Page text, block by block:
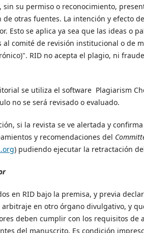
su permiso o reconocimiento,
de otras fuentes. La intención y efecto
Esto se aplica ya sea que las ideas o
al comité de revisión institucional o de
RID no acepta el plagio, ni
se utiliza el software Plagiarism
no se será revisado o evaluado.
si la revista se ve alertada y
y recomendaciones del
) pudiendo ejecutar la retractación
en RID bajo la premisa, y previa
arbitraje en otro órgano divulgativo, y
deben cumplir con los requisitos
del manuscrito. Es condición